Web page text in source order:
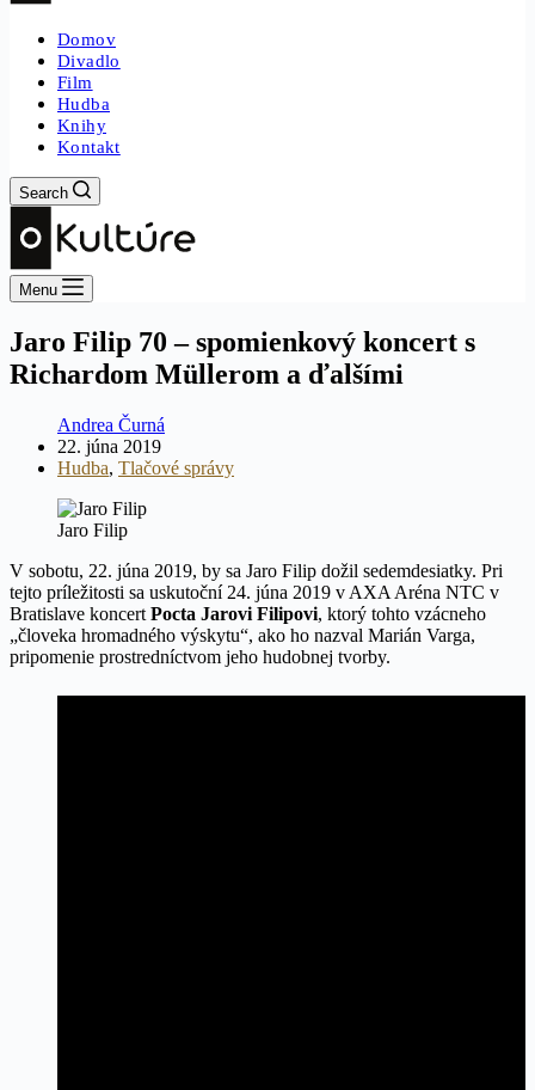
Domov
Divadlo
Film
Hudba
Knihy
Kontakt
Search
Menu
Jaro Filip 70 – spomienkový koncert s
Richardom Müllerom a ďalšími
Andrea Čurná
22. júna 2019
Hudba, Tlačové správy
Jaro Filip
V sobotu, 22. júna 2019, by sa Jaro Filip dožil sedemdesiatky. Pri
tejto príležitosti sa uskutoční 24. júna 2019 v AXA Aréna NTC v
Bratislave koncert Pocta Jarovi Filipovi, ktorý tohto vzácneho
„človeka hromadného výskytu“, ako ho nazval Marián Varga,
pripomenie prostredníctvom jeho hudobnej tvorby.